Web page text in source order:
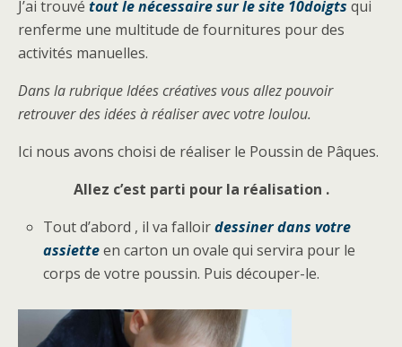
J’ai trouvé tout le nécessaire sur le site 10doigts qui
renferme une multitude de fournitures pour des
activités manuelles.
Dans la rubrique Idées créatives vous allez pouvoir
retrouver des idées à réaliser avec votre loulou.
Ici nous avons choisi de réaliser le Poussin de Pâques.
Allez c’est parti pour la réalisation .
Tout d’abord , il va falloirdessiner dans votre
assietteen carton un ovale qui servira pour le
corps de votre poussin. Puis découper-le.